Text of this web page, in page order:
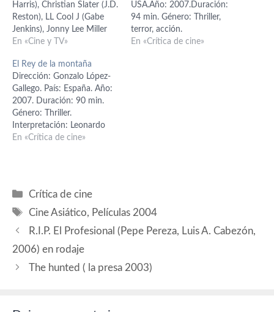
Harris), Christian Slater (J.D.
Reston), LL Cool J (Gabe
Jenkins), Jonny Lee Miller
(Lucas Harper), Kathryn
Patricia Velasquez (Nicole
Willis), Clifton Collins Jr.
(Vince Sherman), Eion
Bailey (Bobby Whitman),
Will Kemp (Rafe Perry).
Guión: Wayne Kramer y
Kevin Brodbin; basado…
En «Cine y TV»
USA.Año: 2007.Duración:
94 min. Género: Thriller,
terror, acción.
Interpretación: Lucy Liu
En «Crítica de cine»
El Rey de la montaña
Dirección: Gonzalo López-
Gallego. País: España. Año:
2007. Duración: 90 min.
Género: Thriller.
Interpretación: Leonardo
Sbaraglia (Quim), María
Ramos (empleado
gasolinera). Guión: Javier
Gallego. Producción: Juan
Pita, Juanma Arance, Miguel
Álvaro Augustin.…
En «Crítica de cine»
Categorías
Crítica de cine
Etiquetas
Cine Asiático, Películas 2004
R.I.P. El Profesional (Pepe Pereza, Luis A. Cabezón,
2006) en rodaje
The hunted ( la presa 2003)